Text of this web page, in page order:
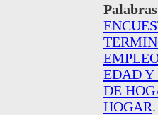
EDAD Y
DE
HOGAR.